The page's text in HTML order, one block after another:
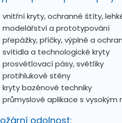
vnitřní kryty, ochranné štíty,
modelářství a prototypování
přepážky, příčky, výplně a
svítidla a technologické kryty
prosvětlovací pásy, světlíky
protihlukové stěny
kryty bazénové techniky
průmyslové aplikace s vysokým
odolnost: